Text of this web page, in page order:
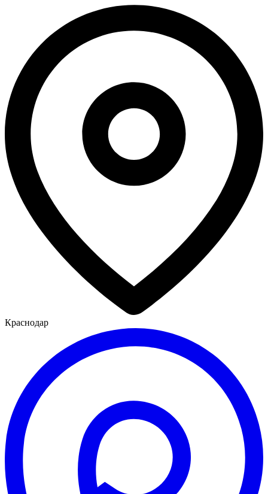
Краснодар